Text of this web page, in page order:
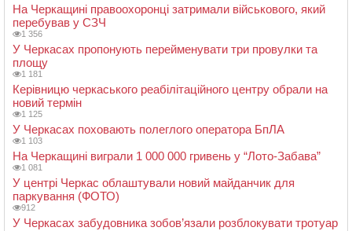
На Черкащині правоохоронці затримали військового, який
перебував у СЗЧ
1 356
У Черкасах пропонують перейменувати три провулки та
площу
1 181
Керівницю черкаського реабілітаційного центру обрали на
новий термін
1 125
У Черкасах поховають полеглого оператора БпЛА
1 103
На Черкащині виграли 1 000 000 гривень у “Лото-Забава”
1 081
У центрі Черкас облаштували новий майданчик для
паркування (ФОТО)
912
У Черкасах забудовника зобов’язали розблокувати тротуар